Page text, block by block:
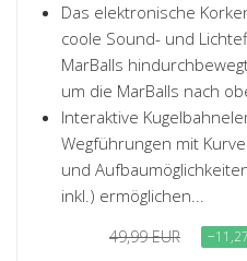
Das elektronische
coole Sound- und
MarBalls
um die MarBalls nach
Interaktive
Wegführungen mit
und
inkl.) ermöglichen...
49,99 EUR